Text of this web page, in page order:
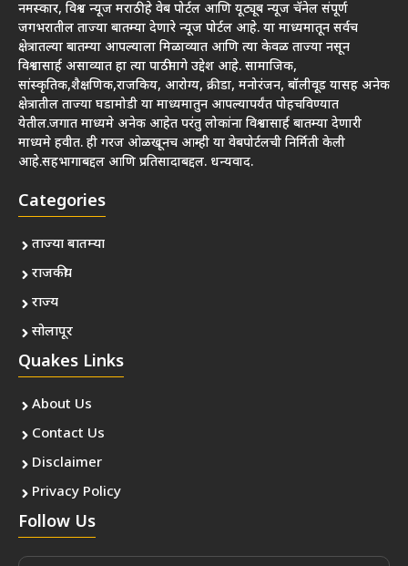
नमस्कार, विश्व न्यूज मराठी हे वेब पोर्टल आणि यूट्यूब न्यूज चॅनेल संपूर्ण
जगभरातील ताज्या बातम्या देणारे न्यूज पोर्टल आहे. या माध्यमातून सर्वच
क्षेत्रातल्या बातम्या आपल्याला मिळाव्यात आणि त्या केवळ ताज्या नसून
विश्वासार्ह असाव्यात हा त्या पाठीमागे उद्देश आहे. सामाजिक,
सांस्कृतिक,शैक्षणिक,राजकिय, आरोग्य, क्रीडा, मनोरंजन, बॉलीवूड यासह अनेक
क्षेत्रातील ताज्या घडामोडी या माध्यमातुन आपल्यापर्यंत पोहचविण्यात
येतील.जगात माध्यमे अनेक आहेत परंतु लोकांना विश्वासार्ह बातम्या देणारी
माध्यमे हवीत. ही गरज ओळखूनच आम्ही या वेबपोर्टलची निर्मिती केली
आहे.सहभागाबद्दल आणि प्रतिसादाबद्दल. धन्यवाद.
Categories
ताज्या बातम्या
राजकीय
राज्य
सोलापूर
Quakes Links
About Us
Contact Us
Disclaimer
Privacy Policy
Follow Us